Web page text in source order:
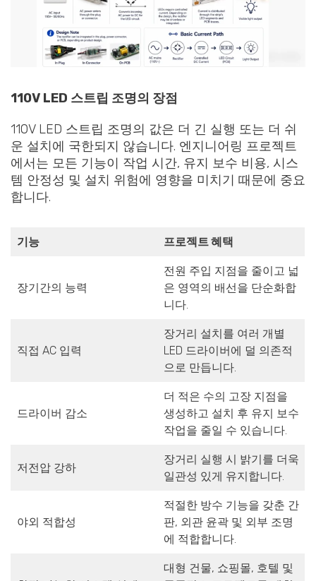
110V LED 스트립 조명의 장점
110V LED 스트립 조명의 값은 더 긴 실행 또는 더 쉬
운 설치에 국한되지 않습니다. 엔지니어링 프로젝트
에서는 모든 기능이 작업 시간, 유지 보수 비용, 시스
템 안정성 및 설치 위험에 영향을 미치기 때문에 중요
합니다.
기능 프로젝트 혜택
장기간의 능력
전원 주입 지점을 줄이고 넓
은 영역의 배선을 단순화합
니다.
직접 AC 입력
장거리 설치를 여러 개별
LED 드라이버에 덜 의존적
으로 만듭니다.
드라이버 감소
더 적은 수의 고장 지점을
생성하고 설치 후 유지 보수
작업을 줄일 수 있습니다.
저전압 강하
장거리 실행 시 밝기를 더욱
일관성 있게 유지합니다.
야외 적합성
적절한 방수 기능을 갖춘 간
판, 외관 윤곽 및 외부 조명
에 적합합니다.
대형 건물, 쇼핑몰, 호텔 및